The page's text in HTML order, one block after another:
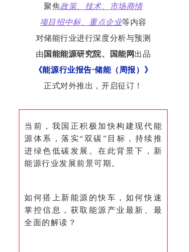
聚焦政策、技术、市场商情
项目招中标、重点企业等内容
对储能行业进行深度分析与预测
由国能能源研究院、国能网出品
《能源行业报告·储能（周报）》
正式对外推出，开启征订！
当前，我国正积极加快构建现代能
源体系，落实“双碳”目标，持续推
进绿色低碳发展。在此背景下，新
能源行业发展前景可期。
如何搭上新能源的快车，如何快速
掌控信息，获取能源产业最新、最
全面的解读？